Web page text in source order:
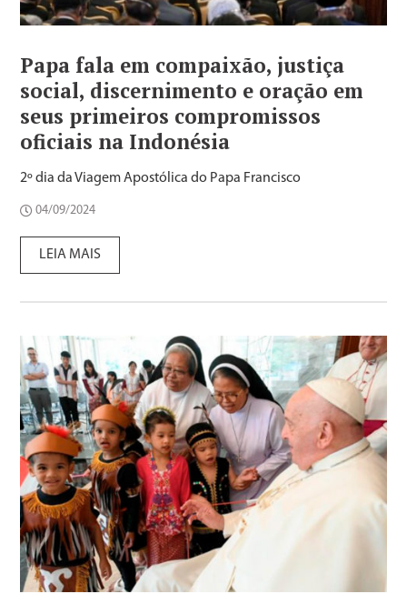
Papa fala em compaixão, justiça
social, discernimento e oração em
seus primeiros compromissos
oficiais na Indonésia
2º dia da Viagem Apostólica do Papa Francisco
04/09/2024
LEIA MAIS